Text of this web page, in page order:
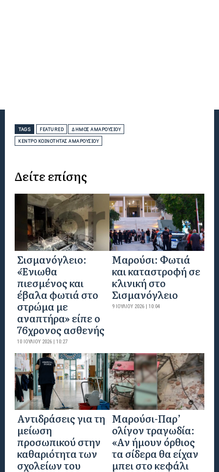
TAGS FEATURED
ΔΉΜΟΣ ΑΜΑΡΟΥΣΊΟΥ
ΚΈΝΤΡΟ ΚΟΙΝΌΤΗΤΑΣ ΑΜΑΡΟΥΣΊΟΥ
Δείτε επίσης
Σισμανόγλειο:
«Ένιωθα
πιεσμένος και
έβαλα φωτιά στο
στρώμα με
αναπτήρα» είπε ο
76χρονος ασθενής
10 ΙΟΥΛΊΟΥ 2026 | 10:27
Μαρούσι: Φωτιά
και καταστροφή σε
κλινική στο
Σισμανόγλειο
9 ΙΟΥΛΊΟΥ 2026 | 10:04
Αντιδράσεις για τη
μείωση
προσωπικού στην
καθαριότητα των
σχολείων του
Μαρούσι-Παρ’
ολίγον τραγωδία:
«Αν ήμουν όρθιος
τα σίδερα θα είχαν
μπει στο κεφάλι